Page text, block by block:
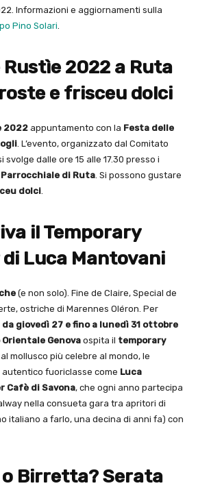
Informazioni e aggiornamenti sulla
Pino Solari
Rustìe 2022 a Ruta
e frisceu dolci
2022 appuntamento con la Festa delle
. L’evento, organizzato dal Comitato
svolge dalle ore 15 alle 17.30 presso i
di Ruta . Si possono gustare
dolci
il Temporary
Luca Mantovani
(e non solo). Fine de Claire, Special de
ostriche di Marennes Oléron. Per
da giovedì 27 e fino a lunedì 31 ottobre
Orientale Genovaospita il temporary
mollusco più celebre al mondo, le
fuoriclasse come Luca
Cafè di Savona, che ogni anno partecipa
nella consueta gara tra apritori di
italiano a farlo, una decina di anni fa) con
Birretta? Serata